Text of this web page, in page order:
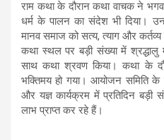
राम कथा के दौरान कथा वाचक ने
धर्म के पालन का संदेश भी दिया।
मानव समाज को सत्य, त्याग और कर्तव्य
कथा स्थल पर बड़ी संख्या में
साथ कथा श्रवण किया। कथा के
भक्तिमय हो गया। आयोजन समिति के
और यज्ञ कार्यक्रम में प्रतिदिन बड़ी
लाभ प्राप्त कर रहे हैं।